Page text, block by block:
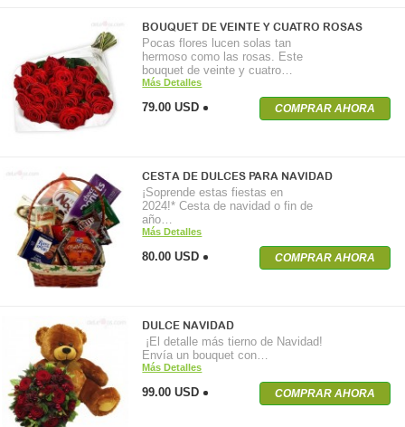
BOUQUET DE VEINTE Y CUATRO ROSAS
Pocas flores lucen solas tan
hermoso como las rosas. Este
bouquet de veinte y cuatro…
Más Detalles
79.00 USD COMPRAR AHORA
CESTA DE DULCES PARA NAVIDAD
¡Soprende estas fiestas en
2024!* Cesta de navidad o fin de
año…
Más Detalles
80.00 USD COMPRAR AHORA
DULCE NAVIDAD
¡El detalle más tierno de Navidad!
Envía un bouquet con…
Más Detalles
99.00 USD COMPRAR AHORA